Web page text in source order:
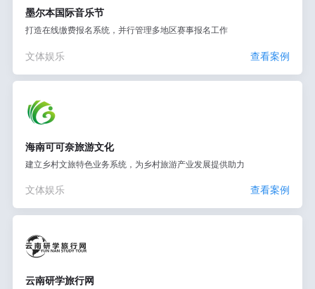
墨尔本国际音乐节
打造在线缴费报名系统，并行管理多地区赛事报名工作
文体娱乐 查看案例
海南可可奈旅游文化
建立乡村文旅特色业务系统，为乡村旅游产业发展提供助力
文体娱乐 查看案例
云南研学旅行网